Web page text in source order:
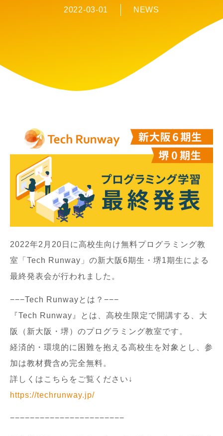
2022-03-01 NEWS
2022年2月20日に高校生向け無料プログラミング教
室「Tech Runway」の新大阪6期生・堺1期生による
最終発表会が行われました。
−−−Tech Runwayとは？−−−
『Tech Runway』とは、​​高校生限定で開講する、大
阪（新大阪・堺）のプログラミング教室です。
経済的・環境的に困難を抱える高校生を対象とし、参
加は教材費含め完全無料。
詳しくはこちらをご覧ください↓
https://techrunway.jp/
−−−−−−−−−−−−−−−−−−−−−−−